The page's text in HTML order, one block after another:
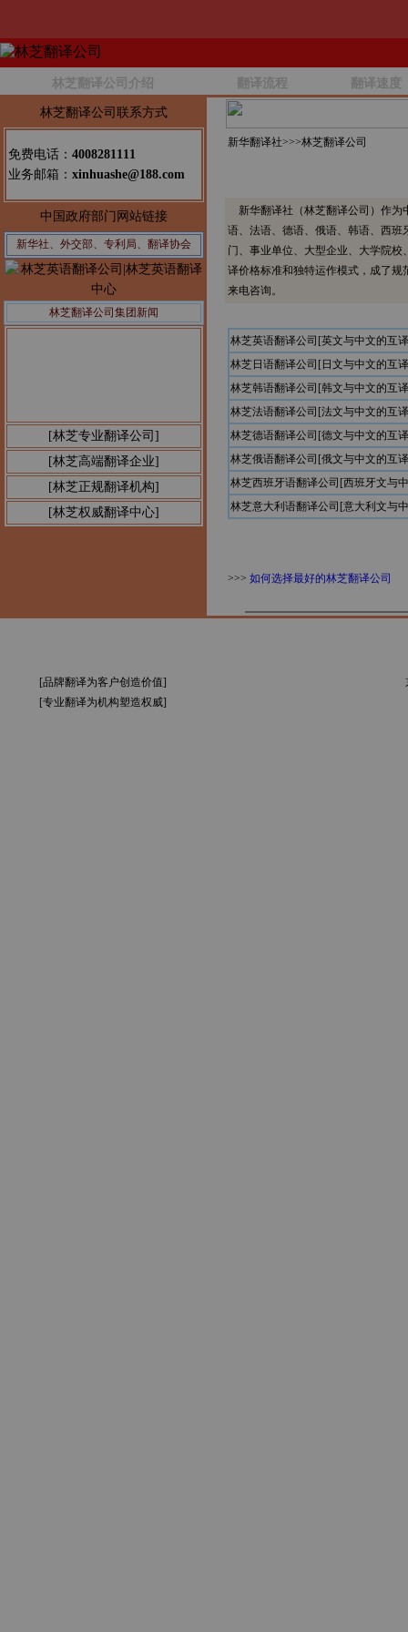
林芝翻译公司介绍 翻译流程 翻译速度
林芝翻译公司联系方式
免费电话： 4008281111
业务邮箱： xinhuashe@188.com
中国政府部门网站链接
新华社、外交部、专利局、翻译协会
林芝翻译公司集团新闻
公告1：
[林芝专业翻译公司]
[林芝高端翻译企业]
[林芝正规翻译机构]
[林芝权威翻译中心]
新华翻译社>>>林芝翻译公司
新华翻译社（林芝翻译公司）作为
语、法语、德语、俄语、韩语、西
门、事业单位、大型企业、大学院
译价格标准和独特运作模式，成了
来电咨询。
林芝英语翻译公司[英文与中文的互
林芝日语翻译公司[日文与中文的互
林芝韩语翻译公司[韩文与中文的互
林芝法语翻译公司[法文与中文的互
林芝德语翻译公司[德文与中文的互
林芝俄语翻译公司[俄文与中文的互
林芝西班牙语翻译公司[西班牙文与
林芝意大利语翻译公司[意大利文与
>>> 如何选择最好的林芝翻译公司
[品牌翻译为客户创造价值]
[专业翻译为机构塑造权威]